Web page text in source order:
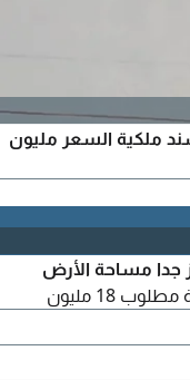
قطعة أرض 445 متر سند ملكية السعر مليون
جدا مساحة الأرض